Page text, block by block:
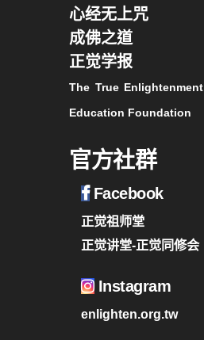
心经无上咒
成佛之道
正觉学报
The True Enlightenment
Education Foundation
官方社群
Facebook
正觉祖师堂
正觉讲堂-正觉同修会
Instagram
enlighten.org.tw